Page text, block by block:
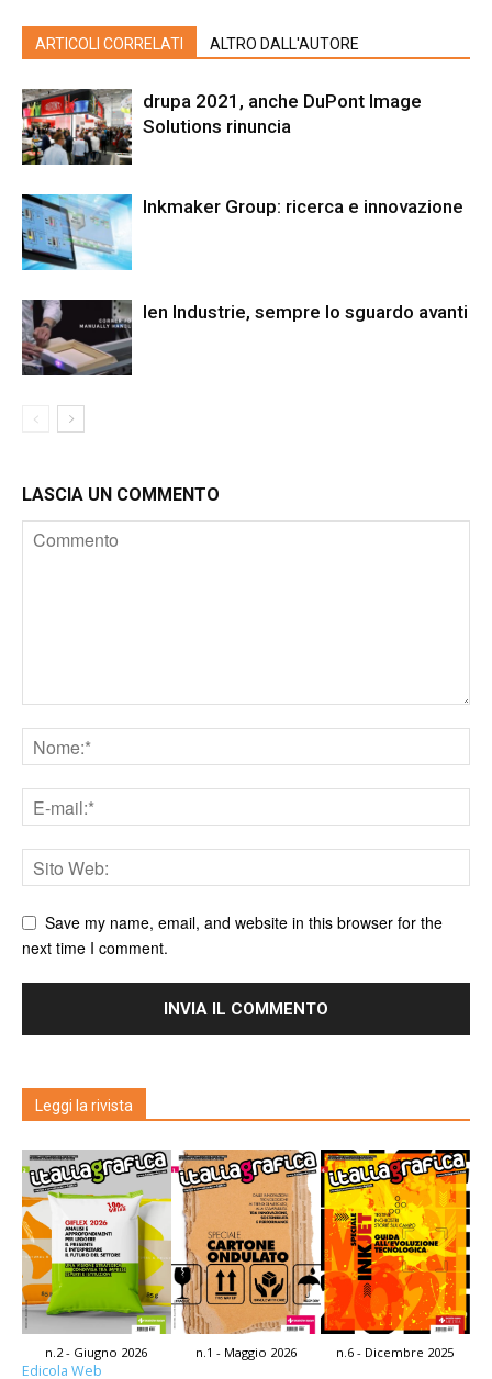
ARTICOLI CORRELATI ALTRO DALL'AUTORE
drupa 2021, anche DuPont Image
Solutions rinuncia
Inkmaker Group: ricerca e innovazione
Ien Industrie, sempre lo sguardo avanti
LASCIA UN COMMENTO
Save my name, email, and website in this browser for the
next time I comment.
Leggi la rivista
n.2 - Giugno 2026 n.1 - Maggio 2026 n.6 - Dicembre 2025
Edicola Web